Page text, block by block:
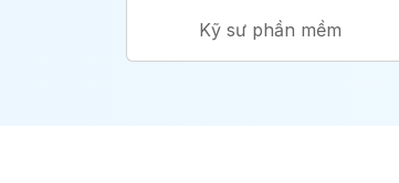
Kỹ sư phần mềm